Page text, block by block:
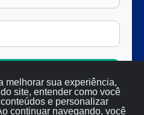
melhorar sua experiência,
site, entender como você
e personalizar
continuar navegando, você
SEO